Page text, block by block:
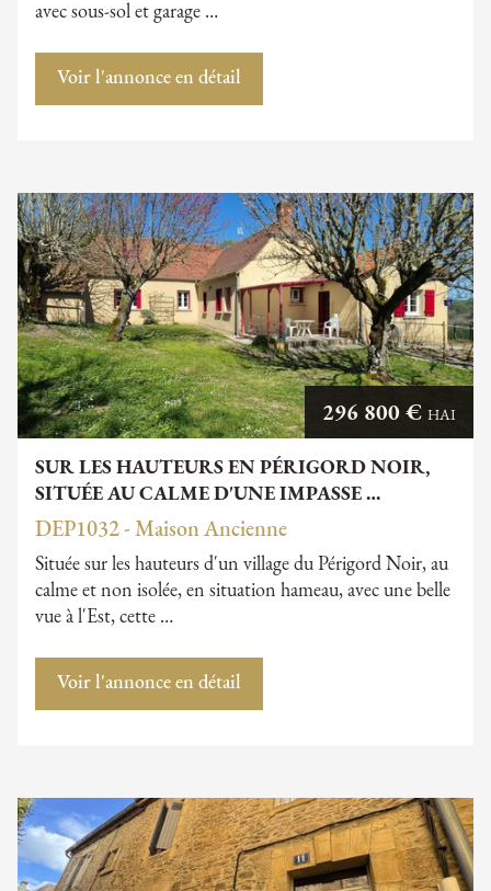
avec sous-sol et garage …
Voir l'annonce en détail
SUR LES HAUTEURS EN PÉRIGORD NOIR,
SITUÉE AU CALME D'UNE IMPASSE …
296 800 € HAI
DEP1032 - Maison Ancienne
Située sur les hauteurs d'un village du Périgord Noir, au
calme et non isolée, en situation hameau, avec une belle
vue à l'Est, cette …
Voir l'annonce en détail